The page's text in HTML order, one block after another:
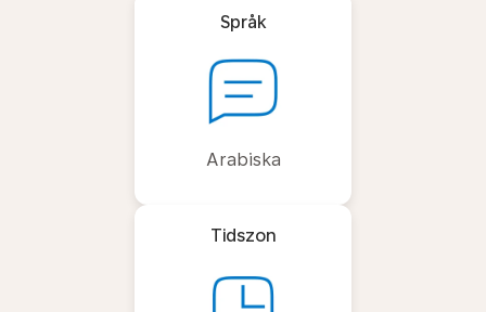
Språk
Arabiska
Tidszon